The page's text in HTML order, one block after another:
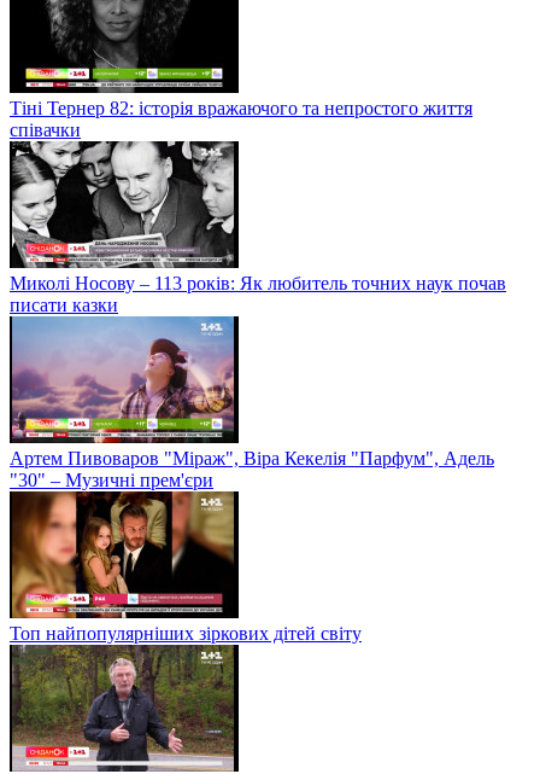
Тіні Тернер 82: історія вражаючого та непростого життя
співачки
Миколі Носову – 113 років: Як любитель точних наук почав
писати казки
Артем Пивоваров "Міраж", Віра Кекелія "Парфум", Адель
"30" – Музичні прем'єри
Топ найпопулярніших зіркових дітей світу